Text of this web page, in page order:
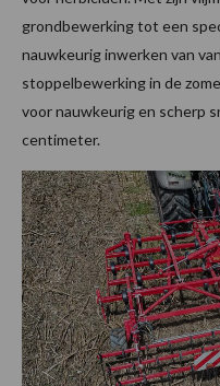
grondbewerking tot een
nauwkeurig inwerken van
stoppelbewerking in de
voor nauwkeurig en scherp
centimeter.